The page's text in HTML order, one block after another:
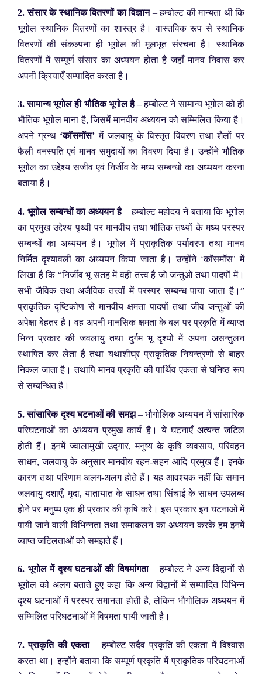
2. संसार के स्थानिक वितरणों का विज्ञान– हम्बोल्ट की मान्यता थी कि
भूगोल स्थानिक वितरणों का शास्त्र है। वास्तविक रूप से स्थानिक
वितरणों की संकल्पना ही भूगोल की मूलभूत संरचना है। स्थानिक
वितरणों में सम्पूर्ण संसार का अध्ययन होता है जहाँ मानव निवास कर
अपनी क्रियाएँ सम्पादित करता है।
3. सामान्य भूगोल ही भौतिक भूगोल है –हम्बोल्ट ने सामान्य भूगोल को ही
भौतिक भूगोल माना है, जिसमें मानवीय अध्ययन को सम्मिलित किया है।
अपने ग्रन्थ ‘कॉसमॉस’ में जलवायु के विस्तृत विवरण तथा शैलों पर
फैली वनस्पति एवं मानव समुदायों का विवरण दिया है। उन्होंने भौतिक
भूगोल का उद्देश्य सजीव एवं निर्जीव के मध्य सम्बन्धों का अध्ययन करना
बताया है।
4. भूगोल सम्बन्धों का अध्ययन है– हम्बोल्ट महोदय ने बताया कि भूगोल
का प्रमुख उद्देश्य पृथ्वी पर मानवीय तथा भौतिक तथ्यों के मध्य परस्पर
सम्बन्धों का अध्ययन है। भूगोल में प्राकृतिक पर्यावरण तथा मानव
निर्मित दृश्यावली का अध्ययन किया जाता है। उन्होंने ‘कॉसमॉस’ में
लिखा है कि “निर्जीव भू सतह में वही तत्त्व है जो जन्तुओं तथा पादपों में।
सभी जैविक तथा अजैविक तत्त्वों में परस्पर सम्बन्ध पाया जाता है।”
प्राकृतिक दृष्टिकोण से मानवीय क्षमता पादपों तथा जीव जन्तुओं की
अपेक्षा बेहतर है। वह अपनी मानसिक क्षमता के बल पर प्रकृति में व्याप्त
भिन्न प्रकार की जवलायु तथा दुर्गम भू दृश्यों में अपना असन्तुलन
स्थापित कर लेता है तथा यथाशीघ्र प्राकृतिक नियन्त्रणों से बाहर
निकल जाता है। तथापि मानव प्रकृति की पार्थिव एकता से घनिष्ठ रूप
से सम्बन्धित है।
5. सांसारिक दृश्य घटनाओं की समझ– भौगोलिक अध्ययन में सांसारिक
परिघटनाओं का अध्ययन प्रमुख कार्य है। ये घटनाएँ अत्यन्त जटिल
होती हैं। इनमें ज्वालामुखी उद्गार, मनुष्य के कृषि व्यवसाय, परिवहन
साधन, जलवायु के अनुसार मानवीय रहन-सहन आदि प्रमुख हैं। इनके
कारण तथा परिणाम अलग-अलग होते हैं। यह आवश्यक नहीं कि समान
जलवायु दशाएँ, मृदा, यातायात के साधन तथा सिंचाई के साधन उपलब्ध
होने पर मनुष्य एक ही प्रकार की कृषि करे। इस प्रकार इन घटनाओं में
पायी जाने वाली विभिन्नता तथा समाकलन का अध्ययन करके हम इनमें
व्याप्त जटिलताओं को समझते हैं।
6. भूगोल में दृश्य घटनाओं की विषमांगता– हम्बोल्ट ने अन्य विद्वानों से
भूगोल को अलग बताते हुए कहा कि अन्य विद्वानों में सम्पादित विभिन्न
दृश्य घटनाओं में परस्पर समानता होती है, लेकिन भौगोलिक अध्ययन में
सम्मिलित परिघटनाओं में विषमता पायी जाती है।
7. प्राकृति की एकता– हम्बोल्ट सदैव प्रकृति की एकता में विश्वास
करता था। इन्होंने बताया कि सम्पूर्ण प्रकृति में प्राकृतिक परिघटनाओं